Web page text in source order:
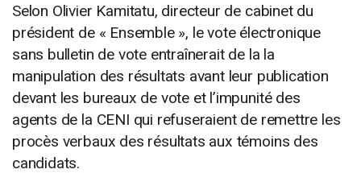
Selon Olivier Kamitatu, directeur de cabinet du
président de « Ensemble », le vote électronique
sans bulletin de vote entraînerait de la la
manipulation des résultats avant leur publication
devant les bureaux de vote et l’impunité des
agents de la CENI qui refuseraient de remettre les
procès verbaux des résultats aux témoins des
candidats.